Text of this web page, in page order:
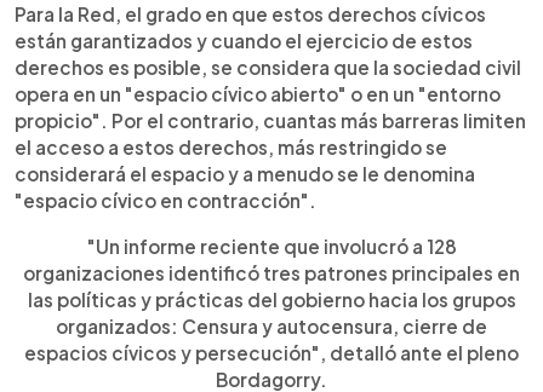
Para la Red, el grado en que estos derechos cívicos
están garantizados y cuando el ejercicio de estos
derechos es posible, se considera que la sociedad civil
opera en un "espacio cívico abierto" o en un "entorno
propicio". Por el contrario, cuantas más barreras limiten
el acceso a estos derechos, más restringido se
considerará el espacio y a menudo se le denomina
"espacio cívico en contracción".
"Un informe reciente que involucró a 128
organizaciones identificó tres patrones principales en
las políticas y prácticas del gobierno hacia los grupos
organizados: Censura y autocensura, cierre de
espacios cívicos y persecución", detalló ante el pleno
Bordagorry.